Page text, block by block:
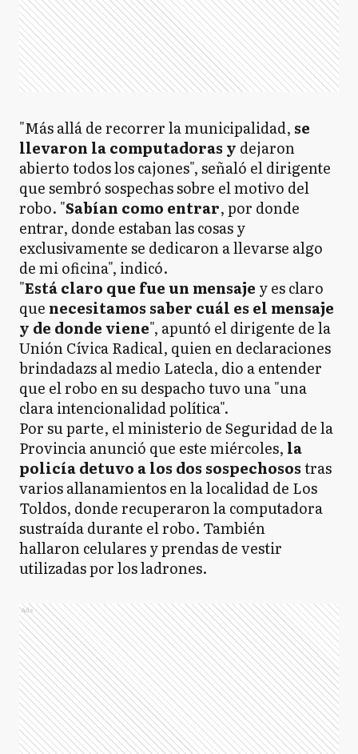
"Más allá de recorrer la municipalidad, se
llevaron la computadoras y dejaron
abierto todos los cajones", señaló el dirigente
que sembró sospechas sobre el motivo del
robo. "Sabían como entrar, por donde
entrar, donde estaban las cosas y
exclusivamente se dedicaron a llevarse algo
de mi oficina", indicó.
"Está claro que fue un mensaje y es claro
que necesitamos saber cuál es el mensaje
y de donde viene", apuntó el dirigente de la
Unión Cívica Radical, quien en declaraciones
brindadazs al medio Latecla, dio a entender
que el robo en su despacho tuvo una "una
clara intencionalidad política".
Por su parte, el ministerio de Seguridad de la
Provincia anunció que este miércoles, la
policía detuvo a los dos sospechosostras
varios allanamientos en la localidad de Los
Toldos, donde recuperaron la computadora
sustraída durante el robo. También
hallaron celulares y prendas de vestir
utilizadas por los ladrones.
Ads